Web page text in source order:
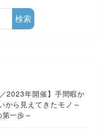
検索
2023年開催】手間暇か
から見えてきたモノ～
一歩～